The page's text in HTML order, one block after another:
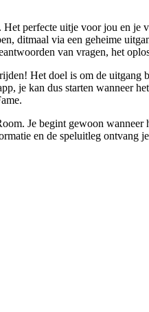
perfecte uitje voor jou en je
ditmaal via een geheime
van vragen, het
Het doel is om de
je kan dus starten wanneer
Je begint gewoon
en de speluitleg ontvang